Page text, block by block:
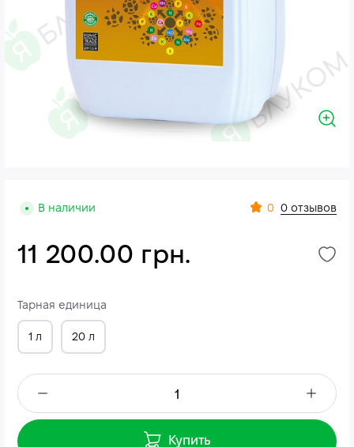
В наличии 0 0 отзывов
11 200.00 грн.
Тарная единица
1 л 20 л
Купить